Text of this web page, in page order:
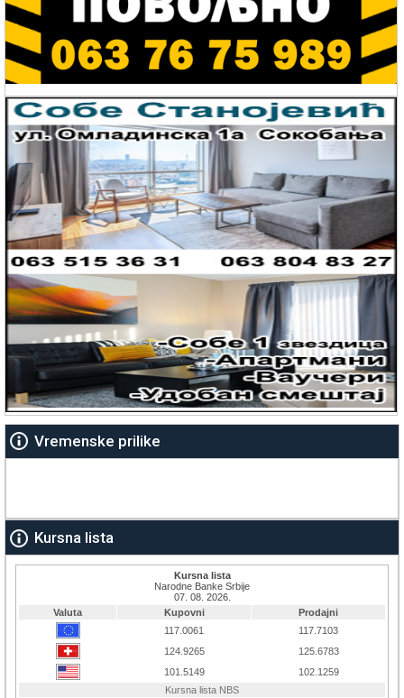
Vremenske prilike
Kursna lista